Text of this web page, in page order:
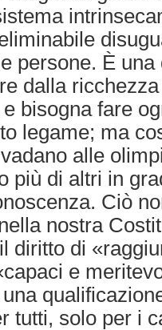
persone. È
dalla
bisogna fare
legame; ma
alle
più di altri in
Ciò
nostra
diritto di
e
tutti, solo per i